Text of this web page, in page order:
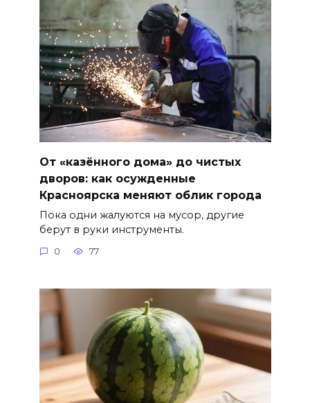
От «казённого дома» до чистых
дворов: как осужденные
Красноярска меняют облик города
Пока одни жалуются на мусор, другие
берут в руки инструменты.
0 77